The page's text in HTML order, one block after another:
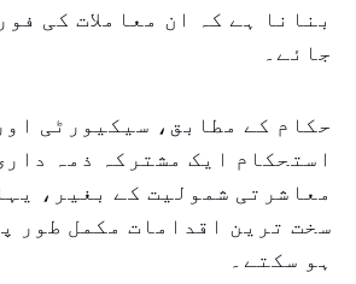
بنانا ہے کہ ان معاملات کی
جائے۔
حکام کے مطابق، سیکیورٹی
استحکام ایک مشترکہ ذمہ
معاشرتی شمولیت کے بغیر،
سخت ترین اقدامات مکمل طور
ہو سکتے۔